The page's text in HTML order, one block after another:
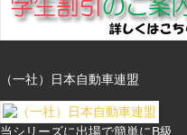
（一社）日本自動車連盟
当シリーズに出場で簡単にB級